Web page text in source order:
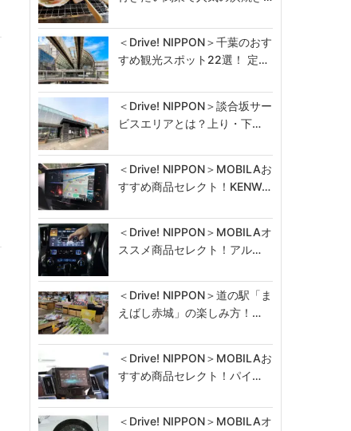
＜Drive! NIPPON＞千葉のおす
すめ観光スポット22選！ 定…
＜Drive! NIPPON＞談合坂サー
ビスエリアとは？上り・下…
＜Drive! NIPPON＞MOBILAお
すすめ商品セレクト！KENW…
＜Drive! NIPPON＞MOBILAオ
ススメ商品セレクト！アル…
＜Drive! NIPPON＞道の駅「ま
えばし赤城」の楽しみ方！…
＜Drive! NIPPON＞MOBILAお
すすめ商品セレクト！パイ…
＜Drive! NIPPON＞MOBILAオ